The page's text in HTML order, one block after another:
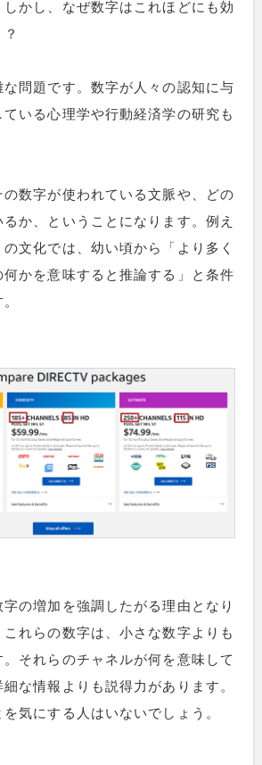
かし、なぜ数字はこれほどにも効
な問題です。数字が人々の認知に与
いる心理学や行動経済学の研究も
数字が使われている文脈や、どの
か、ということになります。例え
文化では、幼い頃から「より多く
かを意味すると推論する」と条件
の増加を強調したがる理由となり
これらの数字は、小さな数字よりも
それらのチャネルが何を意味して
な情報よりも説得力があります。
気にする人はいないでしょう。